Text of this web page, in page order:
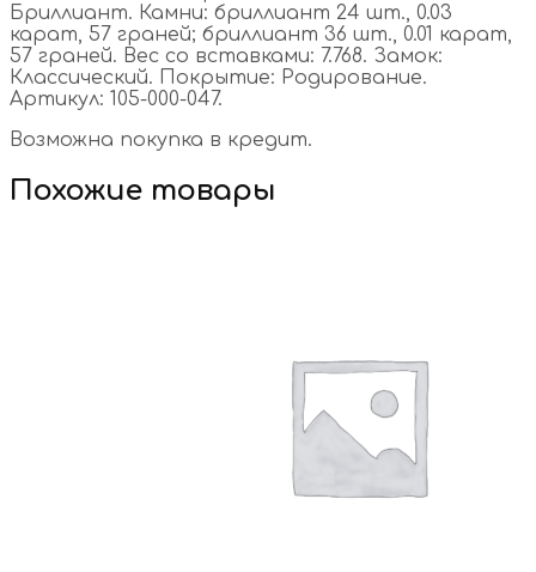
Бриллиант. Камни: бриллиант 24 шт., 0.03
карат, 57 граней; бриллиант 36 шт., 0.01 карат,
57 граней. Вес со вставками: 7.768. Замок:
Классический. Покрытие: Родирование.
Артикул: 105-000-047.
Возможна покупка в кредит.
Похожие товары